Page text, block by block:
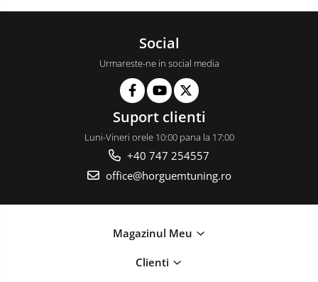
Social
Urmareste-ne in social media
Suport clienti
Luni-Vineri orele 10:00 pana la 17:00
+40 747 254557
office@horguemtuning.ro
Magazinul Meu
Clienti